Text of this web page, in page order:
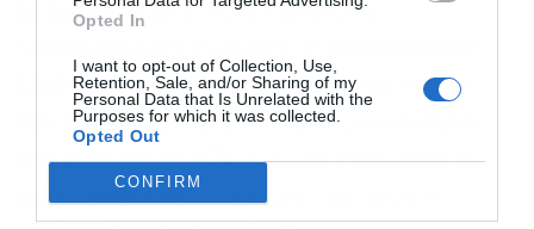
Opted In
I want to opt-out of Collection, Use,
Retention, Sale, and/or Sharing of my
Personal Data that Is Unrelated with the
Purposes for which it was collected.
Opted Out
CONFIRM
ορισμένες χώρες της Κεντρικής και
Σλοβακία εκτιμάται ότι κάλυπταν περίπου το
70%-80% των αναγκών τους σε φυσικό αέριο
από τη Ρωσία το 2024, ενώ για την Ελλάδα το
ρωσικό αέριο αντιστοιχούσε περίπου στο